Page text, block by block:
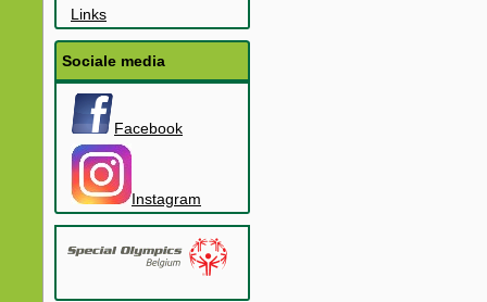
Links
Sociale media
Facebook
Instagram